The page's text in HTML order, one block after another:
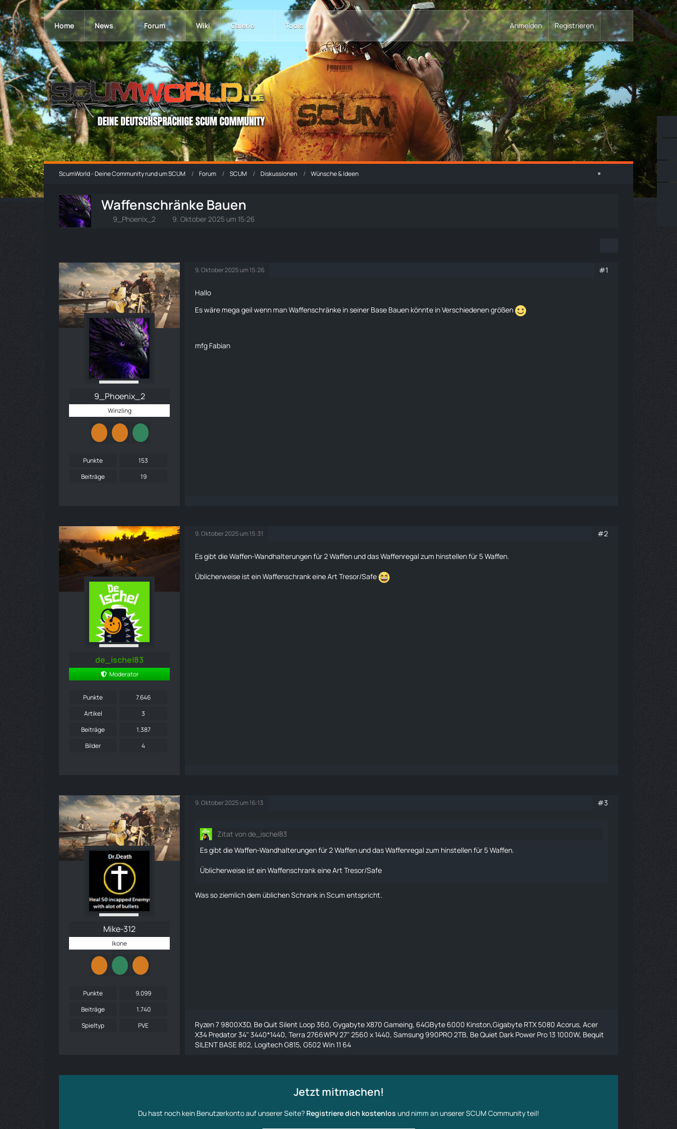
Home News Forum Wiki Galerie Tools Anmelden Registrieren
ScumWorld - Deine Community rund um SCUM Forum SCUM Diskussionen Wünsche & Ideen
Waffenschränke Bauen
9_Phoenix_2 9. Oktober 2025 um 15:26
9_Phoenix_2
Winzling
Punkte
153
Beiträge
19
9. Oktober 2025 um 15:26 #1
Hallo
Es wäre mega geil wenn man Waffenschränke in seiner Base Bauen könnte in Verschiedenen größen
mfg Fabian
de_ischel83
Moderator
Punkte
7.646
Artikel
3
Beiträge
1.387
Bilder
4
9. Oktober 2025 um 15:31 #2
Es gibt die Waffen-Wandhalterungen für 2 Waffen und das Waffenregal zum hinstellen für 5 Waffen.
Üblicherweise ist ein Waffenschrank eine Art Tresor/Safe
Mike-312
Ikone
Punkte
9.099
Beiträge
1.740
Spieltyp
PVE
9. Oktober 2025 um 16:13 #3
Zitat von de_ischel83
Es gibt die Waffen-Wandhalterungen für 2 Waffen und das Waffenregal zum hinstellen für 5 Waffen.
Üblicherweise ist ein Waffenschrank eine Art Tresor/Safe
Was so ziemlich dem üblichenSchrank in Scum entspricht.
Ryzen 7 9800X3D, Be Quit Silent Loop 360, Gygabyte X870 Gameing, 64GByte 6000 Kinston,Gigabyte RTX 5080 Acorus, Acer
X34 Predator 34" 3440*1440, Terra 2766WPV 27" 2560 x 1440, Samsung 990PRO 2TB, Be Quiet Dark Power Pro 13 1000W, Bequit
SILENT BASE 802, Logitech G815, G502 Win 11 64
Jetzt mitmachen!
Du hast noch kein Benutzerkonto auf unserer Seite? Registriere dich kostenlos und nimm an unserer SCUM Community teil!